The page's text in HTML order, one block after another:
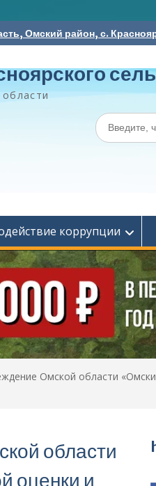
Омский район, с.
Поиск
по:
коррупции
Омской области
области
оценки и